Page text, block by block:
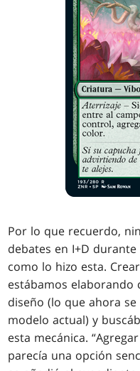
Por lo que recuerdo,
debates en I+D
como lo hizo esta.
estábamos elaborando
diseño (lo que ahora
modelo actual) y
esta mecánica.
parecía una opción